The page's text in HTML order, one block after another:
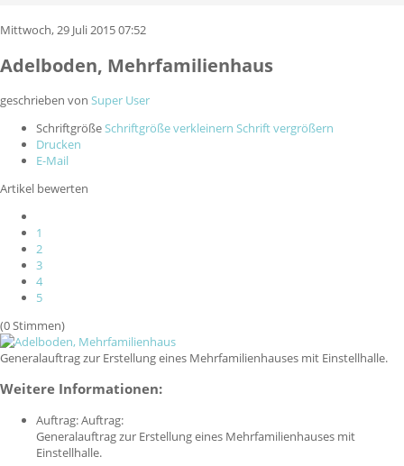
Mittwoch, 29 Juli 2015 07:52
Adelboden, Mehrfamilienhaus
geschrieben von Super User
SchriftgrößeSchriftgröße verkleinern Schrift vergrößern
Drucken
E-Mail
Artikel bewerten
1
2
3
4
5
(0 Stimmen)
Generalauftrag zur Erstellung eines Mehrfamilienhauses mit Einstellhalle.
Weitere Informationen:
Auftrag:Auftrag:
Generalauftrag zur Erstellung eines Mehrfamilienhauses mit
Einstellhalle.